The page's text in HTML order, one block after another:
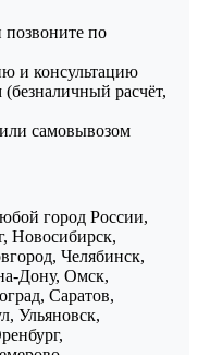
позвоните по
и консультацию
расчёт,
самовывозом
город России,
Новосибирск,
Челябинск,
Дону, Омск,
Саратов,
Ульяновск,